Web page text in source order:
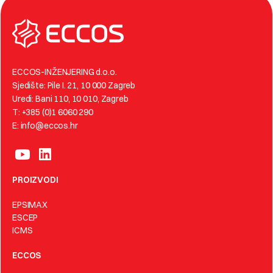
ECCOS-INŽENJERING d.o.o.
Sjedište: Pile I. 21, 10 000 Zagreb
Uredi: Bani 110, 10 010, Zagreb
T: +385 (0)1 6060 290
E: info@eccos.hr
PROIZVODI
EPSIMAX
ESCEP
ICMS
ECCOS